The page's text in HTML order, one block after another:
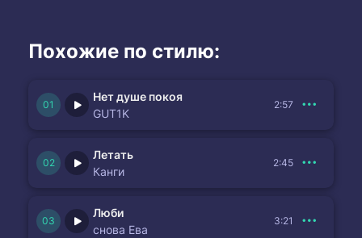
Похожие по стилю:
Нет душе покоя
GUT1K
2:57
Летать
Канги
2:45
Люби
снова Ева
3:21